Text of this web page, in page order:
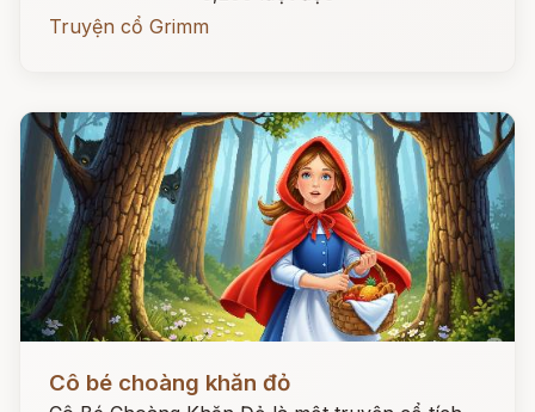
Truyện cổ Grimm
Cô bé choàng khăn đỏ